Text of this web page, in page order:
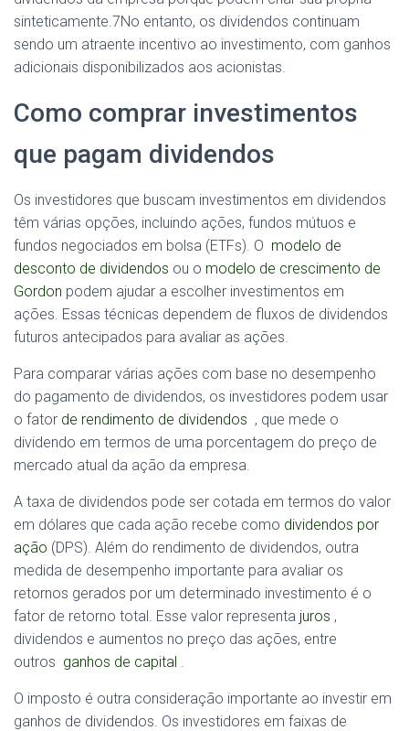
sinteticamente. 7No entanto, os dividendos continuam
sendo um atraente incentivo ao investimento, com ganhos
adicionais disponibilizados aos acionistas.
Como comprar investimentos
que pagam dividendos
Os investidores que buscam investimentos em dividendos
têm várias opções, incluindo ações, fundos mútuos e
fundos negociados em bolsa (ETFs). O modelo de
desconto de dividendos ou o modelo de crescimento de
Gordon podem ajudar a escolher investimentos em
ações. Essas técnicas dependem de fluxos de dividendos
futuros antecipados para avaliar as ações.
Para comparar várias ações com base no desempenho
do pagamento de dividendos, os investidores podem usar
o fator de rendimento de dividendos , que mede o
dividendo em termos de uma porcentagem do preço de
mercado atual da ação da empresa.
A taxa de dividendos pode ser cotada em termos do valor
em dólares que cada ação recebe como dividendos por
ação (DPS). Além do rendimento de dividendos, outra
medida de desempenho importante para avaliar os
retornos gerados por um determinado investimento é o
fator de retorno total. Esse valor representa juros ,
dividendos e aumentos no preço das ações, entre
outros ganhos de capital
O imposto é outra consideração importante ao investir em
ganhos de dividendos. Os investidores em faixas de